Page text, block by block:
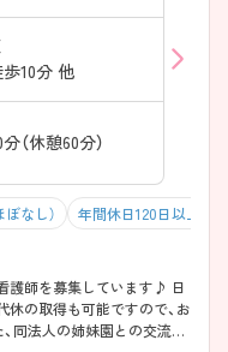
歩10分 他
（休憩60分）
なし） 年間休日120日以上
護師を募集しています♪ 日
休の取得も可能ですので、お
同法人の姉妹園との交流も